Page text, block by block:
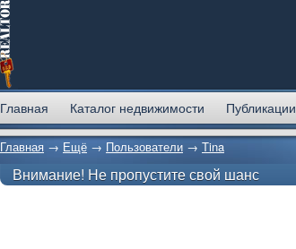
Главная Каталог недвижимости Публикации
Главная → Ещё → Пользователи → Tina
Внимание! Не пропустите свой шанс